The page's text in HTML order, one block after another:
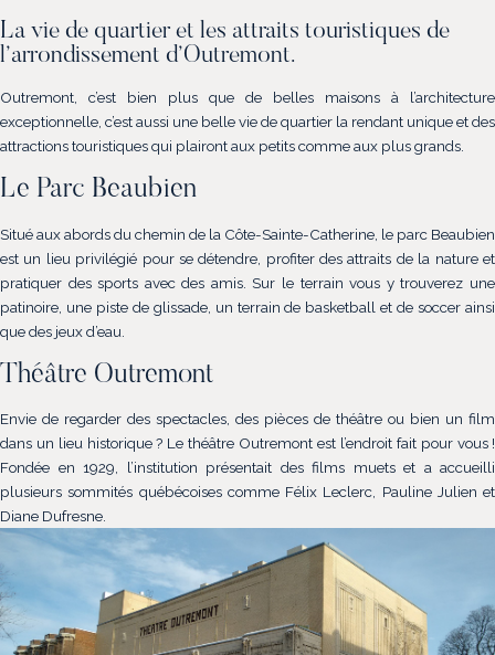
La vie de quartier et les attraits touristiques de
l’arrondissement d’Outremont.
Outremont, c’est bien plus que de belles maisons à l’architecture
exceptionnelle, c’est aussi une belle vie de quartier la rendant unique et des
attractions touristiques qui plairont aux petits comme aux plus grands.
Le Parc Beaubien
Situé aux abords du chemin de la Côte-Sainte-Catherine, le parc Beaubien
est un lieu privilégié pour se détendre, profiter des attraits de la nature et
pratiquer des sports avec des amis. Sur le terrain vous y trouverez une
patinoire, une piste de glissade, un terrain de basketball et de soccer ainsi
que des jeux d’eau.
Théâtre Outremont
Envie de regarder des spectacles, des pièces de théâtre ou bien un film
dans un lieu historique ? Le théâtre Outremont est l’endroit fait pour vous !
Fondée en 1929, l’institution présentait des films muets et a accueilli
plusieurs sommités québécoises comme Félix Leclerc, Pauline Julien et
Diane Dufresne.